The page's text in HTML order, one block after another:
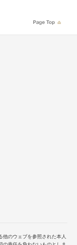
のウェブを参照された本人